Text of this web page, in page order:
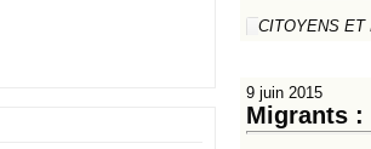
CITOYENS ET
9 juin 2015
Migrants :